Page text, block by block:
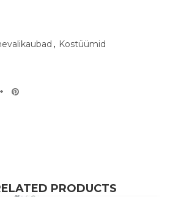
, Kostüümid
PRODUCTS